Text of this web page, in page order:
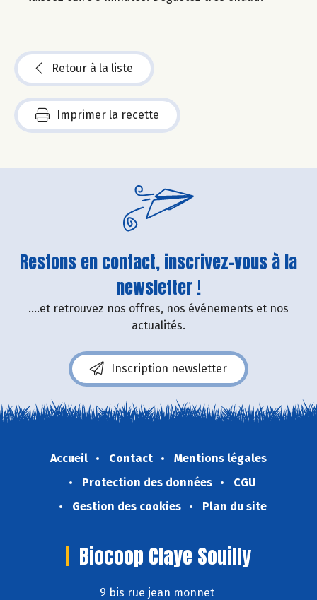
Retour à la liste
Imprimer la recette
Restons en contact, inscrivez-vous à la
newsletter !
....et retrouvez nos offres, nos événements et nos
actualités.
Inscription newsletter
Accueil Contact
Mentions légales
Protection des données
CGU
Gestion des cookies
Plan du site
Biocoop Claye Souilly
9 bis rue jean monnet